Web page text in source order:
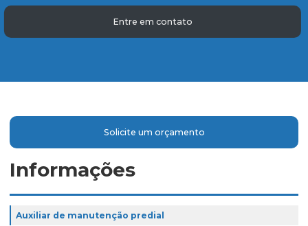
Entre em contato
Solicite um orçamento
Informações
Auxiliar de manutenção predial